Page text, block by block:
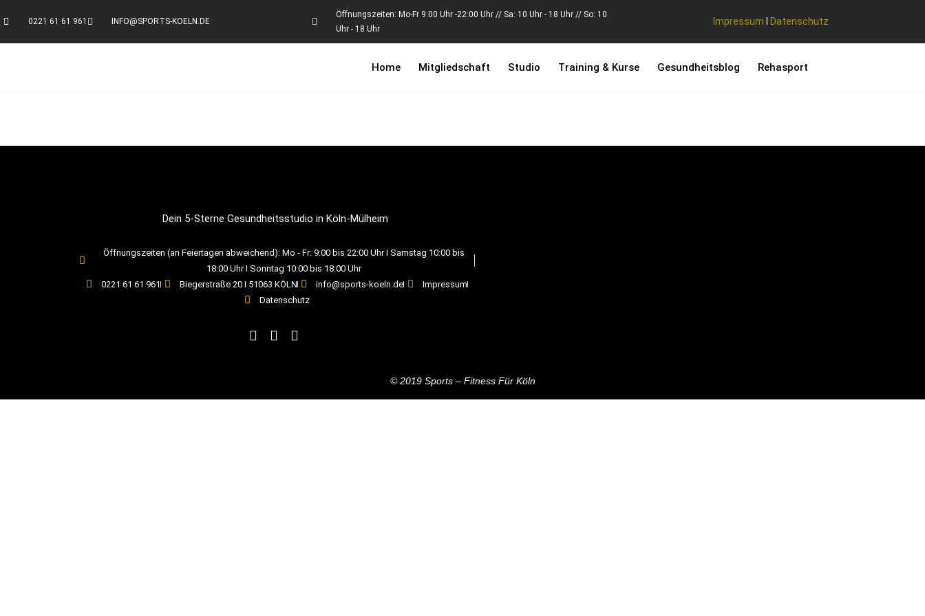
0221 61 61 961 INFO@SPORTS-KOELN.DE
Öffnungszeiten: Mo-Fr 9:00 Uhr -22:00 Uhr // Sa: 10 Uhr - 18 Uhr // So: 10
Uhr - 18 Uhr
Impressum Datenschutz
Home Mitgliedschaft Studio Training & Kurse Gesundheitsblog Rehasport
Dein 5-Sterne Gesundheitsstudio in Köln-Mülheim
Öffnungszeiten (an Feiertagen abweichend): Mo - Fr: 9:00 bis 22:00 Uhr I Samstag 10:00 bis
18:00 Uhr I Sonntag 10:00 bis 18:00 Uhr
0221 61 61 961
Biegerstraße 20 I 51063 KÖLN info@sports-koeln.de
Impressum
Datenschutz
© 2019 Sports – Fitness Für Köln